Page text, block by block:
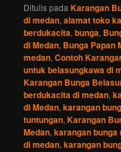
Ditulis pada Karangan
di medan,alamat toko
berdukacita,bunga,
di Medan, Bunga Papan
medan,Contoh
untuk belasungkawa di
Karangan Bunga
berdukacita di medan,
di Medan,karangan
tuntungan,Karangan
Medan,karangan bunga
di medan,karangan